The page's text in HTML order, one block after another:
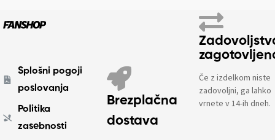
Splošni pogoji
poslovanja
Politika
zasebnosti
Brezplačna
dostava
Če z izdelkom niste
zadovoljni, ga lahko
vrnete v 14-ih dneh.